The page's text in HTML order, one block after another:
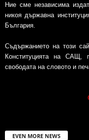
Ние сме независима
никоя държавна
България.
Съдържанието на този
Конституцията на САЩ,
свободата на словото и
EVEN MORE NEWS